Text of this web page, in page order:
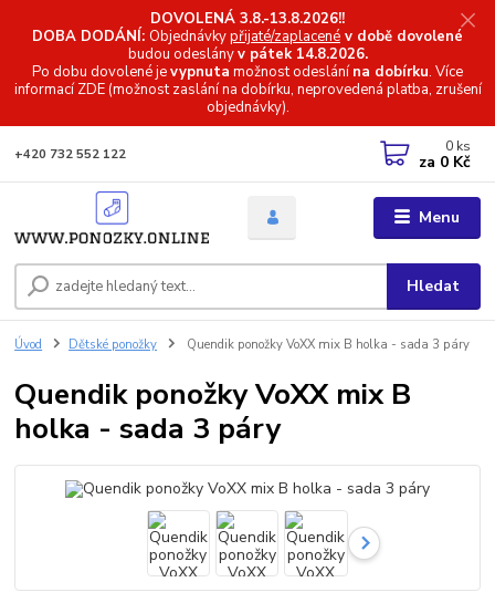
DOVOLENÁ 3.8.-13.8.2026!!
DOBA DODÁNÍ: Objednávkypřijaté/zaplacené v době dovolené
budou odeslányv pátek 14.8.2026.
Po dobu dovolené jevypnuta možnost odeslánína dobírku. Více
informacíZDE (možnost zaslání na dobírku, neprovedená platba, zrušení
objednávky).
Menu
Hledat
+420 732 552 122 0 ks
za 0 Kč
Úvod Dětské ponožky Quendik ponožky VoXX mix B holka - sada 3 páry
Quendik ponožky VoXX mix B
holka - sada 3 páry